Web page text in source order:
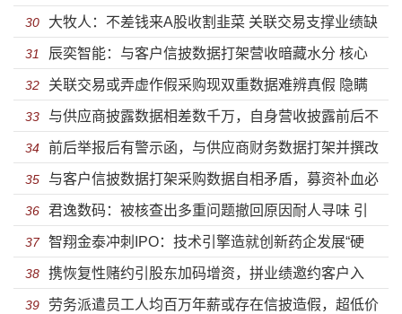
使用含氟防油剂警惕“毒”餐具——众鑫环保IPO
30 大牧人：不差钱来A股收割韭菜 关联交易支撑业绩缺
乏持续性业绩大幅下滑
31 辰奕智能：与客户信披数据打架营收暗藏水分 核心
产品价格下好友增资未披露价格实控人履历造假
32 关联交易或弄虚作假采购现双重数据难辨真假 隐瞒
实控人及高管行贿案发后总经理火速离职——崇德科技
获注册发行
33 与供应商披露数据相差数千万，自身营收披露前后不
一，产品质量堪忧被起诉虚假宣传被罚——宏石激光IPO
34 前后举报后有警示函，与供应商财务数据打架并撰改
财务数据——宏盛华源信披质量堪忧
35 与客户信披数据打架采购数据自相矛盾，募资补血必
要性存疑业绩下滑市场占有率下降经销商数量锐减——
众辰科技获注册
36 君逸数码：被核查出多重问题撤回原因耐人寻味 引
国资成二当家依赖四川收入确认存猫腻
37 智翔金泰冲刺IPO：技术引擎造就创新药企发展“硬
核”
38 携恢复性赌约引股东加码增资，拼业绩邀约客户入
伙，扣“字眼”转板募资资金多出2亿元——泰丰智能再闯
39 劳务派遣员工人均百万年薪或存在信披造假，超低价